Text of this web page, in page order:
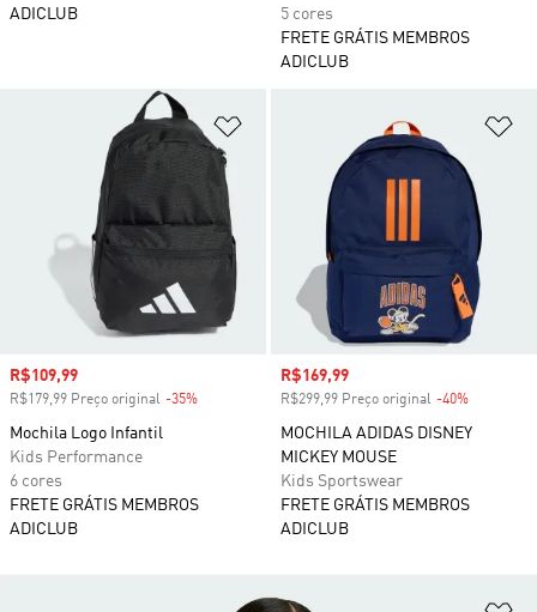
ADICLUB
5 cores
FRETE GRÁTIS MEMBROS
ADICLUB
Adicionar à Lista de Desejos
Preço com desconto
R$109,99
R$179,99 Preço original -35%
Mochila Logo Infantil
Kids Performance
6 cores
FRETE GRÁTIS MEMBROS
ADICLUB
Preço com desconto
R$169,99
R$299,99 Preço original -40%
MOCHILA ADIDAS DISNEY
MICKEY MOUSE
Kids Sportswear
FRETE GRÁTIS MEMBROS
ADICLUB